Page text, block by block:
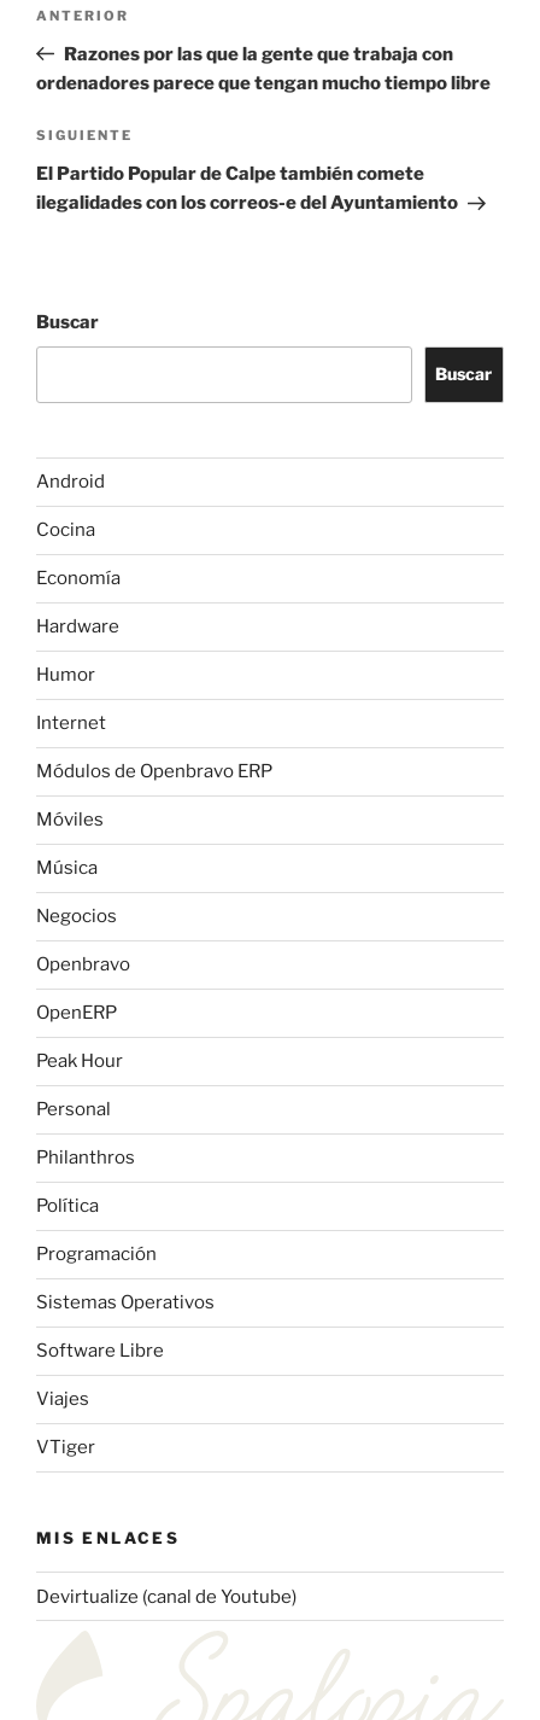
entradas
Entrada
anterior:
ANTERIOR
Razones por las que la gente que trabaja con
ordenadores parece que tengan mucho tiempo libre
Siguiente
entrada
SIGUIENTE
El Partido Popular de Calpe también comete
ilegalidades con los correos-e del Ayuntamiento
Buscar
Buscar
Android
Cocina
Economía
Hardware
Humor
Internet
Módulos de Openbravo ERP
Móviles
Música
Negocios
Openbravo
OpenERP
Peak Hour
Personal
Philanthros
Política
Programación
Sistemas Operativos
Software Libre
Viajes
VTiger
MIS ENLACES
Devirtualize (canal de Youtube)